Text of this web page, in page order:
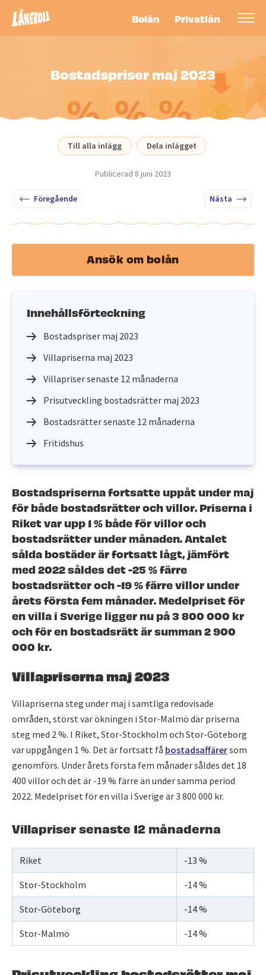
Bolån Privatlån
Bostadspriser maj 2023
Till alla inlägg Dela inlägget
Publicerad 8 juni 2023
Föregående Nästa
Ansök om bolån
Innehållsförteckning
Bostadspriser maj 2023
Villapriserna maj 2023
Villapriser senaste 12 månaderna
Prisutveckling bostadsrätter maj 2023
Bostadsrätter senaste 12 månaderna
Fritidshus
Bostadspriserna fortsatte uppåt under maj
för både bostadsrätter och villor. Priserna i
Riket var upp 1 % både för villor och
bostadsrätter under månaden. Antalet
sålda bostäder är fortsatt lågt, jämfört
med 2022 såldes det -25 % färre
bostadsrätter och -19 % färre villor under
årets första fem månader. Medelpriset för
en villa i Sverige ligger nu på 3 800 000 kr
och för en bostadsrätt är summan 2 900
000 kr.
Villapriserna maj 2023
Villapriserna steg under maj i samtliga redovisade
områden, störst var ökningen i Stor-Malmö där priserna
steg med 2 %. I Riket, Stor-Stockholm och Stor-Göteborg
var uppgången 1 %. Det är fortsatt få bostadsaffärersom
genomförs. Under årets första fem månader såldes det 18
400 villor och det är -19 % färre än under samma period
2022. Medelpriset för en villa i Sverige är 3 800 000 kr.
Villapriser senaste 12 månaderna
Riket -13 %
Stor-Stockholm -14 %
Stor-Göteborg -14 %
Stor-Malmö -14 %